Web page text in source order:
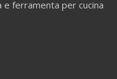
ferramenta per cucina